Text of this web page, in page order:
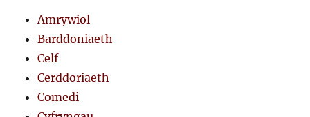
Amrywiol
Barddoniaeth
Celf
Cerddoriaeth
Comedi